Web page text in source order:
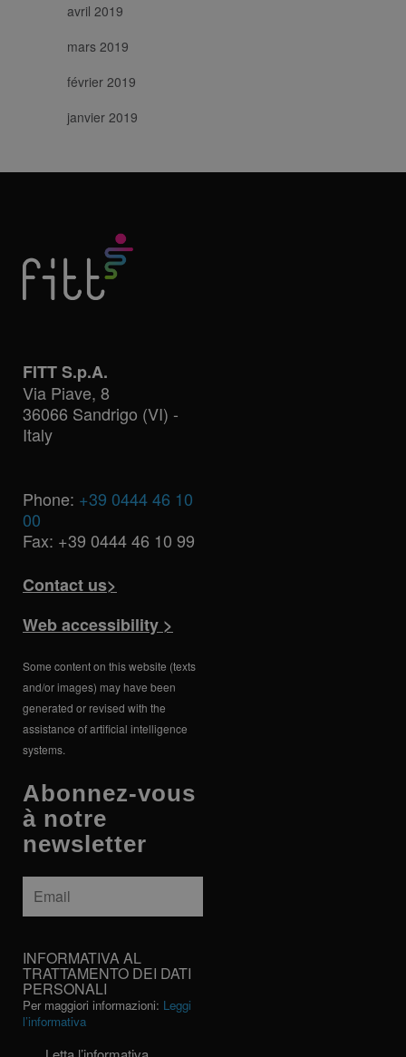
avril 2019
mars 2019
février 2019
janvier 2019
FITT S.p.A.
Via Piave, 8
36066 Sandrigo (VI) -
Italy
Phone: +39 0444 46 10
00
Fax: +39 0444 46 10 99
Contact us>
Web accessibility >
Some content on this website (texts
and/or images) may have been
generated or revised with the
assistance of artificial intelligence
systems.
Abonnez-vous
à notre
newsletter
Email
INFORMATIVA
AL
TRATTAMENTO
DEI
DATI
PERSONALI
INFORMATIVA AL
TRATTAMENTO DEI DATI
PERSONALI
Per maggiori informazioni: Leggi
l’informativa